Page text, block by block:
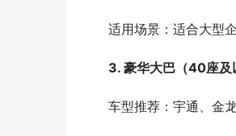
适用场景：适合大型企
3. 豪华大巴（40座及
车型推荐：宇通、金龙